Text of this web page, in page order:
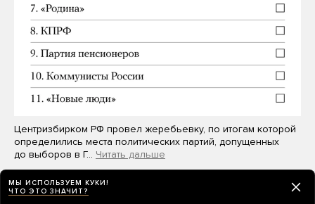
Центризбирком РФ провел жеребьевку, по итогам которой
определились места политических партий, допущенных
до выборов в Г… Читать дальше
МЫ ИСПОЛЬЗУЕМ КУКИ!
ЧТО ЭТО ЗНАЧИТ?